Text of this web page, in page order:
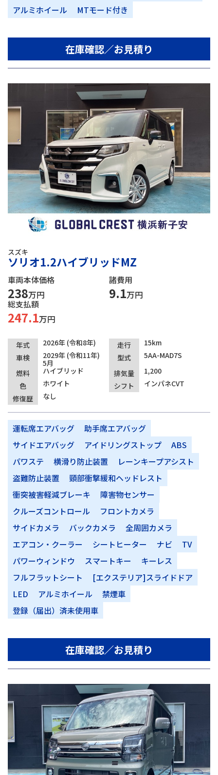
アルミホイール
MTモード付き
在庫確認／お見積り
スズキ
ソリオ1.2ハイブリッドMZ
車両本体価格
238万円
諸費用
9.1万円
総支払額
247.1万円
年式 2026年 (令和8年) 走行
15km
車検
2029年 (令和11年)
5月
型式
5AA-MAD7S
燃料
ハイブリッド 排気量
1,200
色
ホワイト シフト
インパネCVT
修復歴
なし
運転席エアバッグ
助手席エアバッグ
サイドエアバッグ
アイドリングストップ
ABS
パワステ
横滑り防止装置
レーンキープアシスト
盗難防止装置
頸部衝撃緩和ヘッドレスト
衝突被害軽減ブレーキ
障害物センサー
クルーズコントロール
フロントカメラ
サイドカメラ
バックカメラ
全周囲カメラ
エアコン・クーラー
シートヒーター ナビ
TV
パワーウィンドウ
スマートキー
キーレス
フルフラットシート
[エクステリア]スライドドア
LED
アルミホイール
禁煙車
登録（届出）済未使用車
在庫確認／お見積り